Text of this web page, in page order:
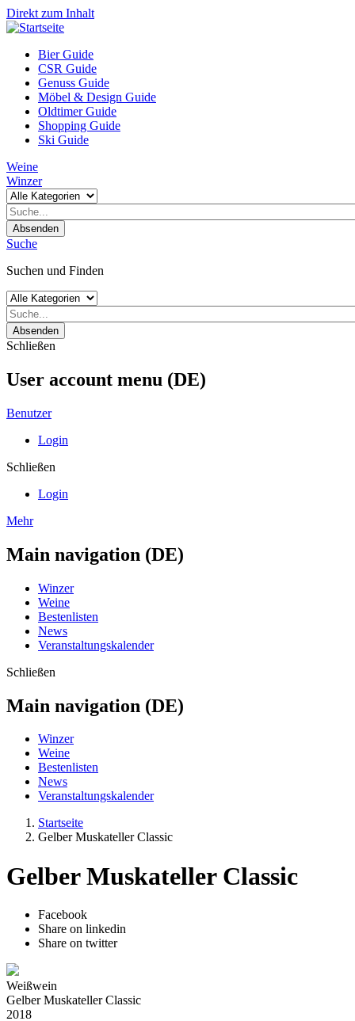
Direkt zum Inhalt
Bier Guide
CSR Guide
Genuss Guide
Möbel & Design Guide
Oldtimer Guide
Shopping Guide
Ski Guide
Weine
Winzer
Absenden
Suche
Suchen und Finden
Absenden
Schließen
User account menu (DE)
Benutzer
Login
Schließen
Login
Mehr
Main navigation (DE)
Winzer
Weine
Bestenlisten
News
Veranstaltungskalender
Schließen
Main navigation (DE)
Winzer
Weine
Bestenlisten
News
Veranstaltungskalender
Startseite
Gelber Muskateller Classic
Gelber Muskateller Classic
Facebook
Share on linkedin
Share on twitter
Weißwein
Gelber Muskateller Classic
2018